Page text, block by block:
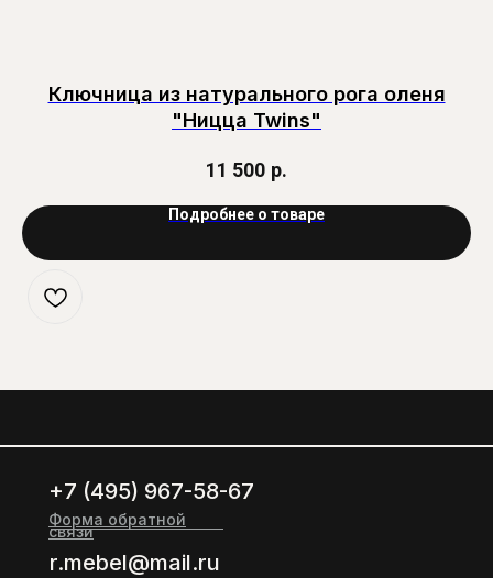
Ключница из натурального рога оленя
"Ницца Twins"
11 500 р.
Подробнее о товаре
Форма обратной
связи
+7 (495) 967-58-67
r.mebel@mail.ru